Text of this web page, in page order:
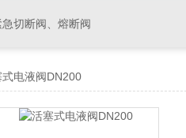
切断阀、熔断阀
式电液阀DN200